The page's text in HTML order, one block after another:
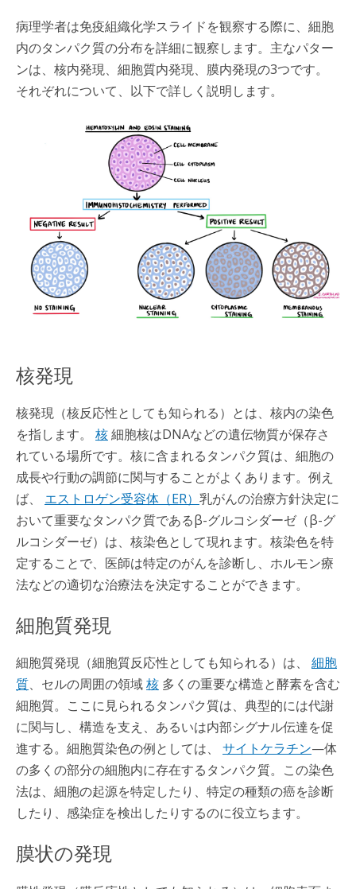
病理学者は免疫組織化学スライドを観察する際に、細胞
内のタンパク質の分布を詳細に観察します。主なパター
ンは、核内発現、細胞質内発現、膜内発現の3つです。
それぞれについて、以下で詳しく説明します。
核発現
核発現（核反応性としても知られる）とは、核内の染色
を指します。 核細胞核はDNAなどの遺伝物質が保存さ
れている場所です。核に含まれるタンパク質は、細胞の
成長や行動の調節に関与することがよくあります。例え
ば、 エストロゲン受容体（ER） 乳がんの治療方針決定に
おいて重要なタンパク質であるβ-グルコシダーゼ（β-グ
ルコシダーゼ）は、核染色として現れます。核染色を特
定することで、医師は特定のがんを診断し、ホルモン療
法などの適切な治療法を決定することができます。
細胞質発現
細胞質発現（細胞質反応性としても知られる）は、 細胞
質、セルの周囲の領域核 多くの重要な構造と酵素を含む
細胞質。ここに見られるタンパク質は、典型的には代謝
に関与し、構造を支え、あるいは内部シグナル伝達を促
進する。細胞質染色の例としては、 サイトケラチン—体
の多くの部分の細胞内に存在するタンパク質。この染色
法は、細胞の起源を特定したり、特定の種類の癌を診断
したり、感染症を検出したりするのに役立ちます。
膜状の発現